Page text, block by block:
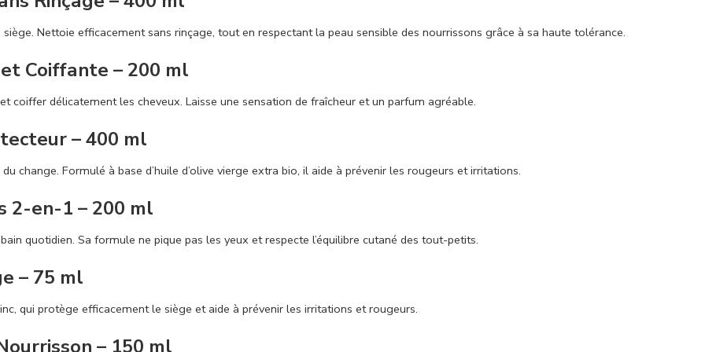
Nettoie efficacement sans rinçage, tout en respectant la peau sensible des nourrissons grâce à sa haute tolérance.
Coiffante – 200 ml
coiffer délicatement les cheveux. Laisse une sensation de fraîcheur et un parfum agréable.
– 400 ml
change. Formulé à base d’huile d’olive vierge extra bio, il aide à prévenir les rougeurs et irritations.
2-en-1 – 200 ml
quotidien. Sa formule ne pique pas les yeux et respecte l’équilibre cutané des tout-petits.
– 75 ml
qui protège efficacement le siège et aide à prévenir les irritations et rougeurs.
– 150 ml